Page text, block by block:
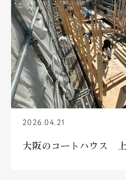
2026.04.21
大阪のコートハウス 上